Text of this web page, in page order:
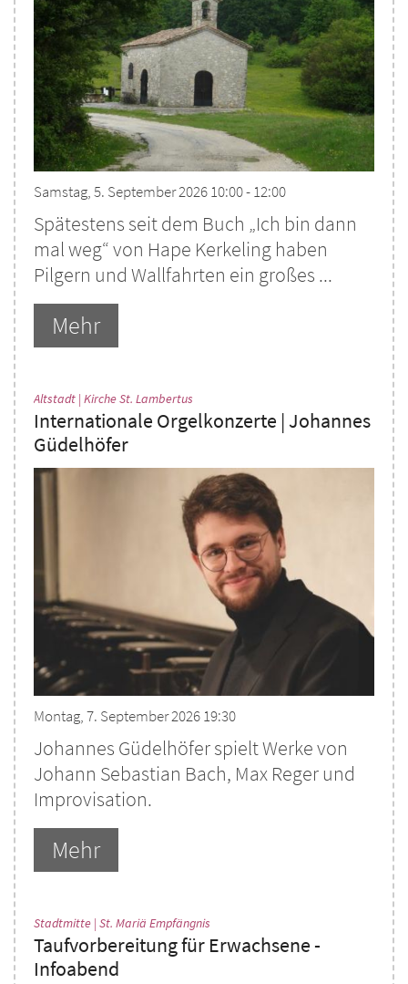
Samstag, 5. September 2026 10:00 - 12:00
Spätestens seit dem Buch „Ich bin dann
mal weg“ von Hape Kerkeling haben
Pilgern und Wallfahrten ein großes ...
Mehr
Altstadt | Kirche St. Lambertus
Internationale Orgelkonzerte | Johannes
Güdelhöfer
Montag, 7. September 2026 19:30
Johannes Güdelhöfer spielt Werke von
Johann Sebastian Bach, Max Reger und
Improvisation.
Mehr
Stadtmitte | St. Mariä Empfängnis
Taufvorbereitung für Erwachsene -
Infoabend